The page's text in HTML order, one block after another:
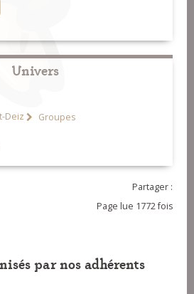
Univers
Deiz Groupes
Partager :
Page lue 1772 fois
par nos adhérents